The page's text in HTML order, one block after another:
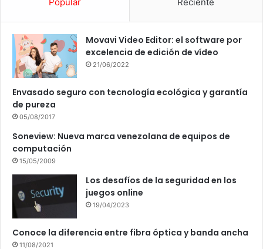
Movavi Video Editor: el software por
excelencia de edición de vídeo
21/06/2022
Envasado seguro con tecnología ecológica y garantía
de pureza
05/08/2017
Soneview: Nueva marca venezolana de equipos de
computación
15/05/2009
Los desafíos de la seguridad en los
juegos online
19/04/2023
Conoce la diferencia entre fibra óptica y banda ancha
11/08/2021